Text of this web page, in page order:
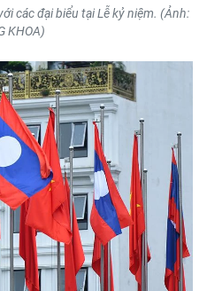
Minh
các đại biểu tại Lễ kỷ niệm. (Ảnh:
KHOA)